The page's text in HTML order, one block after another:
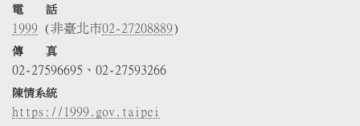
電 話
1999 (非臺北市02-27208889)
傳 真
02-27596695、02-27593266
陳情系統
https://1999.gov.taipei